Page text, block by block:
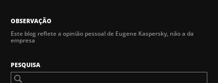
OBSERVAÇÃO
Este blog reflete a opinião pessoal de Eugene Kaspersky, não a da
empresa
PESQUISA